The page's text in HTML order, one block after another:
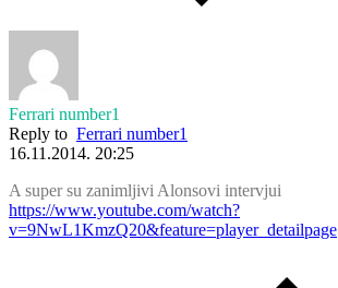
Ferrari number1
Reply to Ferrari number1
16.11.2014. 20:25
A super su zanimljivi Alonsovi intervjui
https://www.youtube.com/watch?
v=9NwL1KmzQ20&feature=player_detailpage